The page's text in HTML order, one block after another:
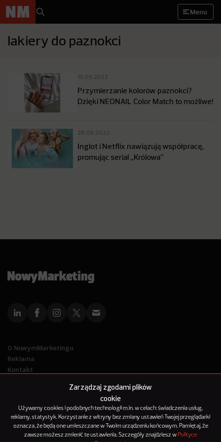
Zarządzaj zgodami plików
cookie
Używamy cookies i podobnych technologii m.in. w celach: świadczenia usług,
reklamy, statystyk. Korzystanie z witryny bez zmiany ustawień Twojej przeglądarki
oznacza, że będą one umieszczane w Twoim urządzeniu końcowym. Pamiętaj, że
zawsze możesz zmienić te ustawienia. Szczegóły znajdziesz w Polityce
Menu
lakiery do paznokci
15.09.2022
Przymierzanie kolorów paznokci?
Dzięki NEONAIL Color Match to możliwe!
28.06.2022
Inglot i Netflix nawiązują współpracę,
promując serial „Królowa”
O NowymMarketingu
Reklama
Kontakt
© 2012-2025